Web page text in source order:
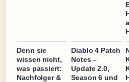
Denn sie
wissen nicht,
was passiert:
Nachfolger &
Diablo 4 Patch
Notes –
Update 2.0,
Season 6 und